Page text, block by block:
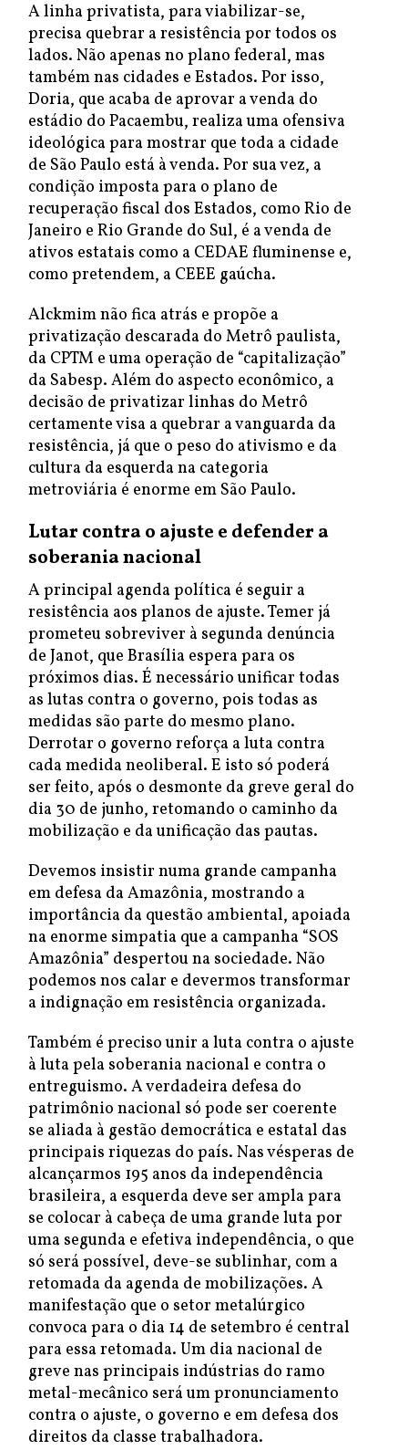
A linha privatista, para viabilizar-se,
precisa quebrar a resistência por todos os
lados. Não apenas no plano federal, mas
também nas cidades e Estados. Por isso,
Doria, que acaba de aprovar a venda do
estádio do Pacaembu, realiza uma ofensiva
ideológica para mostrar que toda a cidade
de São Paulo está à venda. Por sua vez, a
condição imposta para o plano de
recuperação fiscal dos Estados, como Rio de
Janeiro e Rio Grande do Sul, é a venda de
ativos estatais como a CEDAE fluminense e,
como pretendem, a CEEE gaúcha.
Alckmim não fica atrás e propõe a
privatização descarada do Metrô paulista,
da CPTM e uma operação de “capitalização”
da Sabesp. Além do aspecto econômico, a
decisão de privatizar linhas do Metrô
certamente visa a quebrar a vanguarda da
resistência, já que o peso do ativismo e da
cultura da esquerda na categoria
metroviária é enorme em São Paulo.
Lutar contra o ajuste e defender a
soberania nacional
A principal agenda política é seguir a
resistência aos planos de ajuste. Temer já
prometeu sobreviver à segunda denúncia
de Janot, que Brasília espera para os
próximos dias. É necessário unificar todas
as lutas contra o governo, pois todas as
medidas são parte do mesmo plano.
Derrotar o governo reforça a luta contra
cada medida neoliberal. E isto só poderá
ser feito, após o desmonte da greve geral do
dia 30 de junho, retomando o caminho da
mobilização e da unificação das pautas.
Devemos insistir numa grande campanha
em defesa da Amazônia, mostrando a
importância da questão ambiental, apoiada
na enorme simpatia que a campanha “SOS
Amazônia” despertou na sociedade. Não
podemos nos calar e devermos transformar
a indignação em resistência organizada.
Também é preciso unir a luta contra o ajuste
à luta pela soberania nacional e contra o
entreguismo. A verdadeira defesa do
patrimônio nacional só pode ser coerente
se aliada à gestão democrática e estatal das
principais riquezas do país. Nas vésperas de
alcançarmos 195 anos da independência
brasileira, a esquerda deve ser ampla para
se colocar à cabeça de uma grande luta por
uma segunda e efetiva independência, o que
só será possível, deve-se sublinhar, com a
retomada da agenda de mobilizações. A
manifestação que o setor metalúrgico
convoca para o dia 14 de setembro é central
para essa retomada. Um dia nacional de
greve nas principais indústrias do ramo
metal-mecânico será um pronunciamento
contra o ajuste, o governo e em defesa dos
direitos da classe trabalhadora.